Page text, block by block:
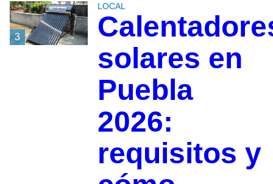
3
LOCAL
solares en
Puebla
2026:
requisitos y